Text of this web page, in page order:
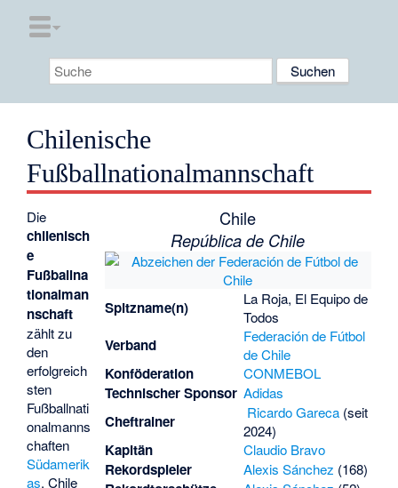
Chilenische
Fußballnationalmannschaft
Chile
República de Chile
Spitzname(n)
La Roja, El Equipo de
Todos
Verband
Federación de Fútbol
de Chile
Konföderation CONMEBOL
Technischer Sponsor Adidas
Cheftrainer Ricardo Gareca(seit
2024)
Kapitän Claudio Bravo
Rekordspieler Alexis Sánchez (168)
Die
chilenisch
e
Fußballna
tionalman
nschaft
zählt zu
den
erfolgreich
sten
Fußballnati
onalmanns
chaften
Südamerik
as. Chile